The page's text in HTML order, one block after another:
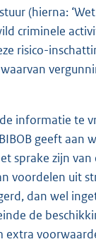
(hierna: ‘Wet
criminele
risico-
informatie te
geeft aan
sprake zijn van
voordelen uit
dan wel
de